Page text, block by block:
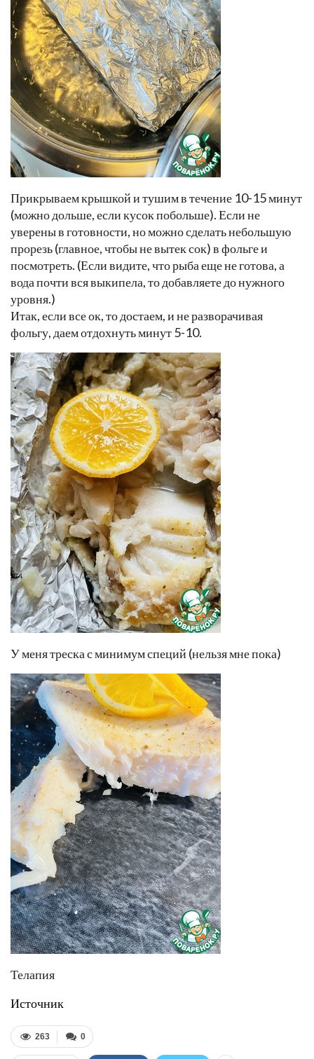
Прикрываем крышкой и тушим в течение 10-15 минут
(можно дольше, если кусок побольше). Если не
уверены в готовности, но можно сделать небольшую
прорезь (главное, чтобы не вытек сок) в фольге и
посмотреть. (Если видите, что рыба еще не готова, а
вода почти вся выкипела, то добавляете до нужного
уровня.)
Итак, если все ок, то достаем, и не разворачивая
фольгу, даем отдохнуть минут 5-10.
У меня треска с минимум специй (нельзя мне пока)
Телапия
Источник
0
263